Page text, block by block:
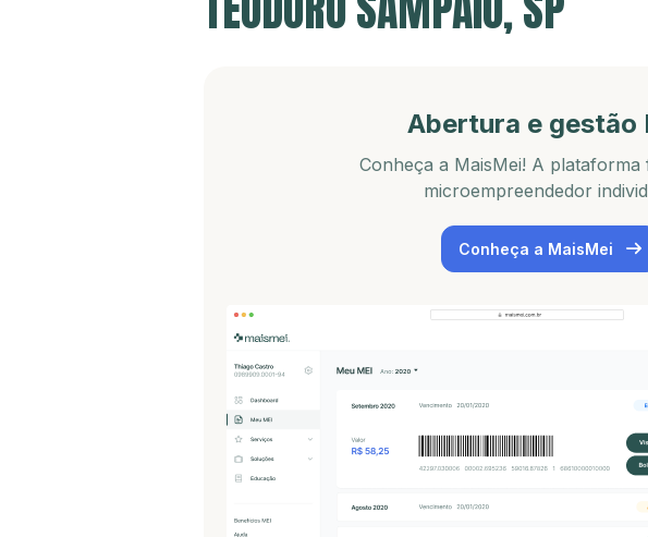
Abertura e gestão
Conheça a MaisMei! A plataforma
microempreendedor
Conheça a MaisMei